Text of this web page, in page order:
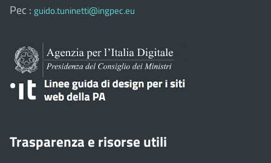
Pec : guido.tuninetti@ingpec.eu
Trasparenza e risorse utili